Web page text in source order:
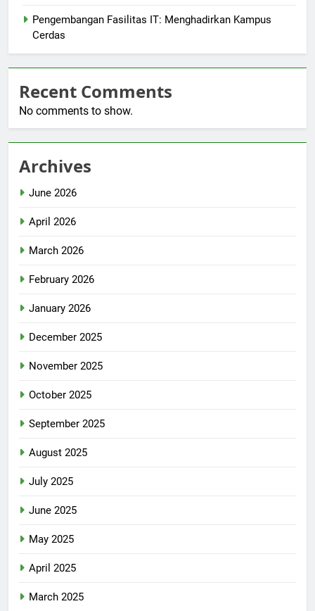
Pengembangan Fasilitas IT: Menghadirkan Kampus
Cerdas
Recent Comments
No comments to show.
Archives
June 2026
April 2026
March 2026
February 2026
January 2026
December 2025
November 2025
October 2025
September 2025
August 2025
July 2025
June 2025
May 2025
April 2025
March 2025